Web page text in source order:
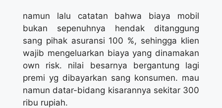
namun lalu catatan bahwa biaya mobil
bukan sepenuhnya hendak ditanggung
sang pihak asuransi 100 %, sehingga klien
wajib mengeluarkan biaya yang dinamakan
own risk. nilai besarnya bergantung lagi
premi yg dibayarkan sang konsumen. mau
namun datar-bidang kisarannya sekitar 300
ribu rupiah.